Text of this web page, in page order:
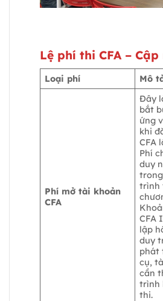
Lệ phí thi CFA– Cập
Loại phí Mô
Phí mở tài khoản
CFA
Đây
bắt
ứng
khi
CFA
Phí
duy
trình
CFA
lập
duy
phát
cụ,
cần
trình
thi.